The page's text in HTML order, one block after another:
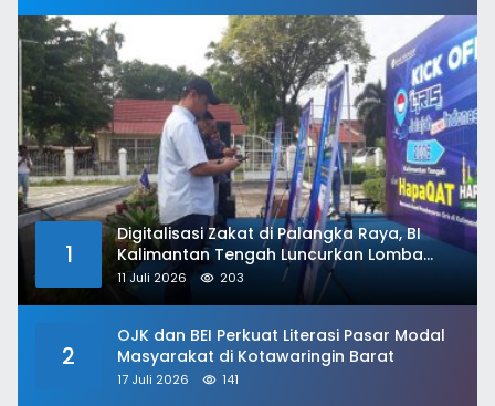
1
Digitalisasi Zakat di Palangka Raya, BI
Kalimantan Tengah Luncurkan Lomba
HAPAQAT
11 Juli 2026 203
2
OJK dan BEI Perkuat Literasi Pasar Modal
Masyarakat di Kotawaringin Barat
17 Juli 2026 141